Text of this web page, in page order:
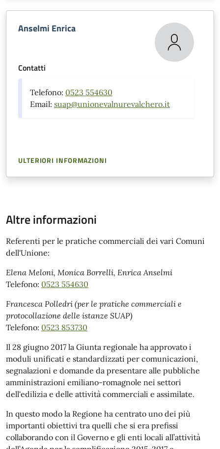
Anselmi Enrica
Contatti
Telefono: 0523 554630
Email: suap@unionevalnurevalchero.it
ULTERIORI INFORMAZIONI
Altre informazioni
Referenti per le pratiche commerciali dei vari Comuni
dell'Unione:
Elena Meloni, Monica Borrelli, Enrica Anselmi
Telefono: 0523 554630
Francesca Polledri (per le pratiche commerciali e
protocollazione delle istanze SUAP)
Telefono: 0523 853730
Il 28 giugno 2017 la Giunta regionale ha approvato i
moduli unificati e standardizzati per comunicazioni,
segnalazioni e domande da presentare alle pubbliche
amministrazioni emiliano-romagnole nei settori
dell'edilizia e delle attività commerciali e assimilate.
In questo modo la Regione ha centrato uno dei più
importanti obiettivi tra quelli che si era prefissi
collaborando con il Governo e gli enti locali all’attività